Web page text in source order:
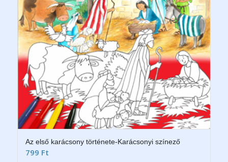
Az első karácsony története-Karácsonyi színező
799 Ft